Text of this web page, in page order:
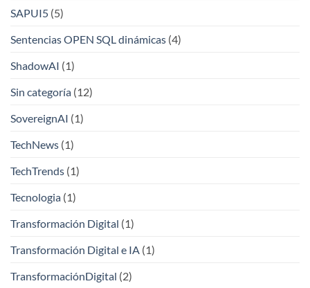
SAPUI5 (5)
Sentencias OPEN SQL dinámicas (4)
ShadowAI (1)
Sin categoría (12)
SovereignAI (1)
TechNews (1)
TechTrends (1)
Tecnologia (1)
Transformación Digital (1)
Transformación Digital e IA (1)
TransformaciónDigital (2)